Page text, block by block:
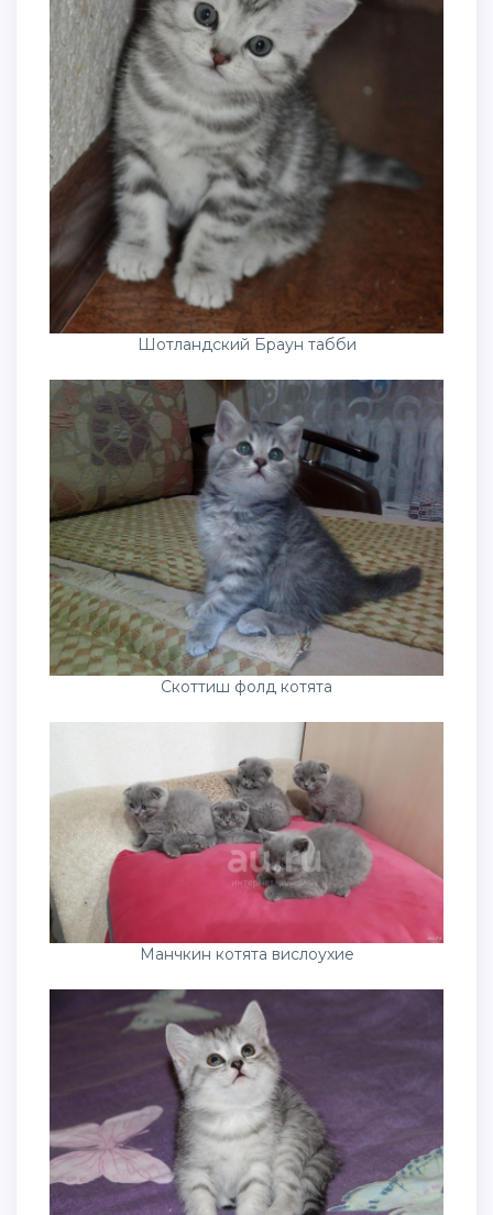
Шотландский Браун табби
Скоттиш фолд котята
Манчкин котята вислоухие